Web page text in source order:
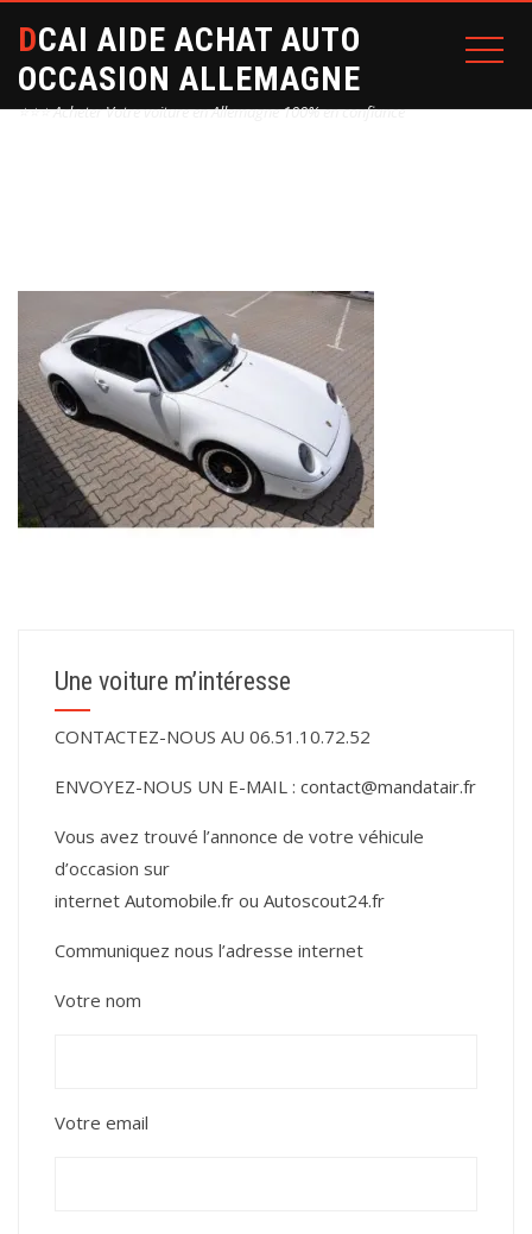
DCAI AIDE ACHAT AUTO
OCCASION ALLEMAGNE
⭐⭐⭐ Acheter Votre voiture en Allemagne 100% en confiance
Une voiture m’intéresse
CONTACTEZ-NOUS AU 06.51.10.72.52
ENVOYEZ-NOUS UN E-MAIL : contact@mandatair.fr
Vous avez trouvé l’annonce de votre véhicule
d’occasion sur
internet Automobile.fr ou Autoscout24.fr
Communiquez nous l’adresse internet
Votre nom
Votre email